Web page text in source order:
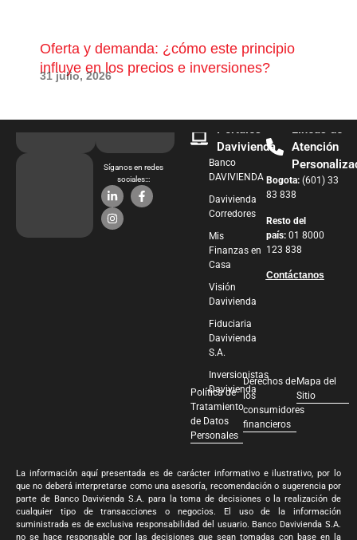
Oferta y demanda: ¿cómo este principio
influye en los precios e inversiones?
31 julio, 2026
Síganos en redes
sociales:::
Portales
Davivienda
Banco
DAVIVIENDA
Davivienda
Corredores
Mis
Finanzas en
Casa
Visión
Davivienda
Fiduciaria
Davivienda
S.A.
Inversionistas
Davivienda
Líneas de
Atención
Bogota: (601) 33
83 838
Resto del
país: 01 8000
123 838
Contáctanos
Política de
Tratamiento
de Datos
Personales
Derechos de
los
consumidores
financieros
Mapa del
Sitio
La información aquí presentada es de carácter informativo e ilustrativo, por lo
que no deberá interpretarse como una asesoría, recomendación o sugerencia por
parte de Banco Davivienda S.A. para la toma de decisiones o la realización de
cualquier tipo de transacciones o negocios. El uso de la información
suministrada es de exclusiva responsabilidad del usuario. Banco Davivienda S.A.
no se hace responsable por las decisiones que sean tomadas con base en la